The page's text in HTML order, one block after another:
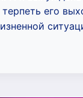
терпеть его